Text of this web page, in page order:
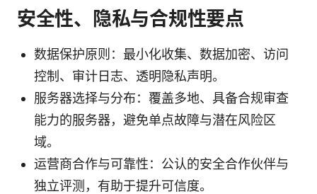
安全性、隐私与合规性要点
数据保护原则：最小化收集、数据加密、访问
控制、审计日志、透明隐私声明。
服务器选择与分布：覆盖多地、具备合规审查
能力的服务器，避免单点故障与潜在风险区
域。
运营商合作与可靠性：公认的安全合作伙伴与
独立评测，有助于提升可信度。